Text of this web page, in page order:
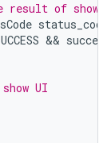
result of
status_code
&& success
UI